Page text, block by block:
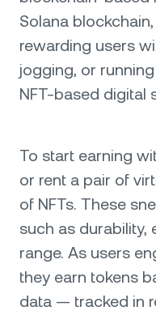
Solana
rewarding users
jogging, or
NFT-based digital
To start earning
or rent a pair of
of NFTs. These
such as durability,
range. As users
they earn tokens
data — tracked in